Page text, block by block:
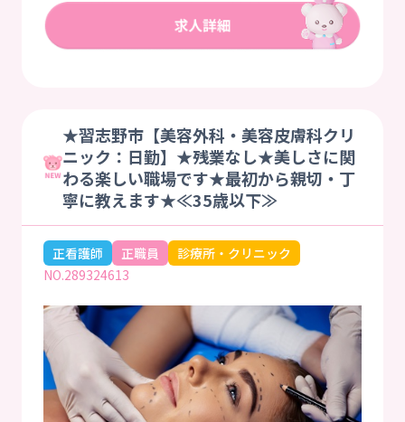
★習志野市【美容外科・美容皮膚科クリ
ニック：日勤】★残業なし★美しさに関
わる楽しい職場です★最初から親切・丁
寧に教えます★≪35歳以下≫
正看護師 正職員
診療所・クリニック
NO.289324613